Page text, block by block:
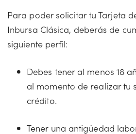
Para poder solicitar tu Tarjeta
Inbursa Clásica, deberás de
siguiente perfil:
Debes tener al menos 18
al momento de realizar tu
crédito.
Tener una antigüedad